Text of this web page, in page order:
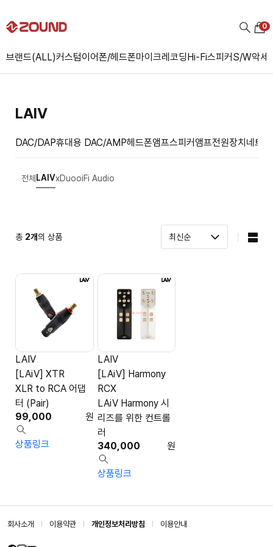
브랜드(ALL)커스텀이어폰/헤드폰마이크레코딩Hi-Fi스피커S/W악세
0
LAIV
DAC/DAP휴대용 DAC/AMP헤드폰앰프스피커앰프전원장치네트
전체LAIVxDuooiFi Audio
총 2개의 상품
LAIV
[LAiV] XTR
XLR to RCA 어댑
터 (Pair)
99,000
원
상품링크
LAIV
[LAiV] Harmony
RCX
LAiV Harmony 시
리즈를 위한 컨트롤
러
340,000
원
상품링크
회사소개 이용약관 개인정보처리방침 이용안내